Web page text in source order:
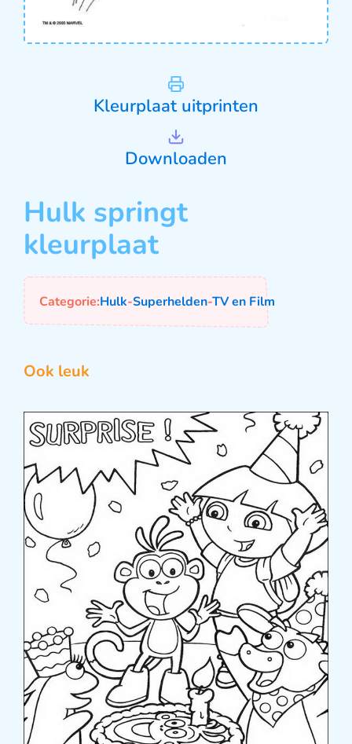
Kleurplaat uitprinten
Downloaden
Hulk springt
kleurplaat
Categorie:Hulk-Superhelden-TV en Film
Ook leuk